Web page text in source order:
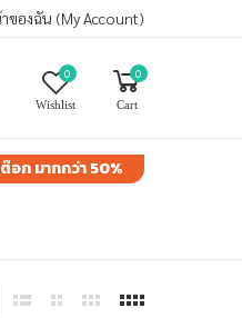
ของฉัน (My Account)
0
Wishlist
0
Cart
อกมากกว่า 50%